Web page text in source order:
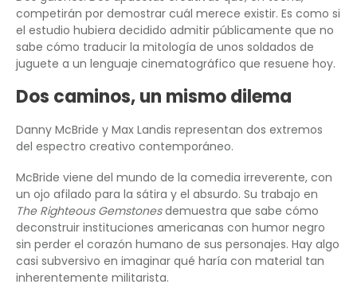
competirán por demostrar cuál merece existir. Es como si
el estudio hubiera decidido admitir públicamente que no
sabe cómo traducir la mitología de unos soldados de
juguete a un lenguaje cinematográfico que resuene hoy.
Dos caminos, un mismo dilema
Danny McBride y Max Landis representan dos extremos
del espectro creativo contemporáneo.
McBride viene del mundo de la comedia irreverente, con
un ojo afilado para la sátira y el absurdo. Su trabajo en
The Righteous Gemstonesdemuestra que sabe cómo
deconstruir instituciones americanas con humor negro
sin perder el corazón humano de sus personajes. Hay algo
casi subversivo en imaginar qué haría con material tan
inherentemente militarista.